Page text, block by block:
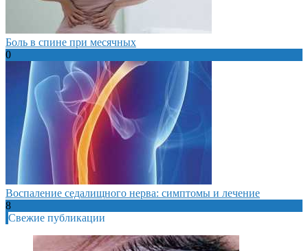
Боль в спине при месячных
0
Воспаление седалищного нерва: симптомы и лечение
8
Свежие публикации